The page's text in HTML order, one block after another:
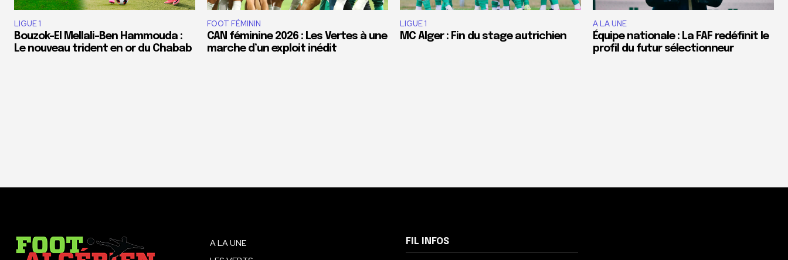
LIGUE 1
Bouzok-El Mellali-Ben Hammouda :
Le nouveau trident en or du Chabab
FOOT FÉMININ
CAN féminine 2026 : Les Vertes à une
marche d’un exploit inédit
LIGUE 1
MC Alger : Fin du stage autrichien
A LA UNE
Équipe nationale : La FAF redéfinit le
profil du futur sélectionneur
A LA UNE
FIL INFOS